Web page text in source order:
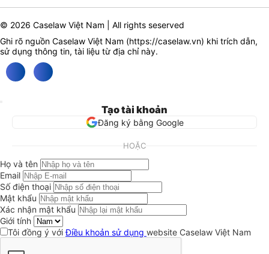
© 2026 Caselaw Việt Nam | All rights seserved
Ghi rõ nguồn Caselaw Việt Nam (https://caselaw.vn) khi trích dẫn,
sử dụng thông tin, tài liệu từ địa chỉ này.
Tạo tài khoản
Đăng ký bằng Google
HOẶC
Họ và tên
Email
Số điện thoại
Mật khẩu
Xác nhận mật khẩu
Giới tính
Tôi đồng ý vớiĐiều khoản sử dụng website Caselaw Việt Nam